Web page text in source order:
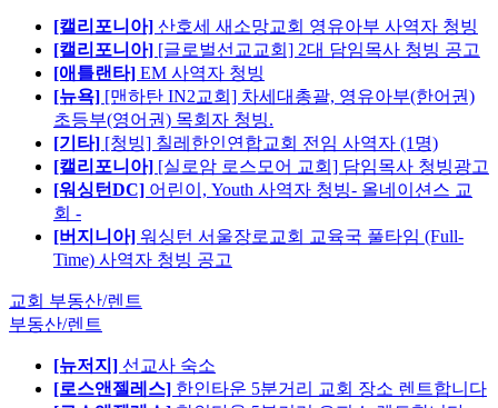
[캘리포니아] 산호세 새소망교회 영유아부 사역자 청빙
[캘리포니아] [글로벌선교교회] 2대 담임목사 청빙 공고
[애틀랜타] EM 사역자 청빙
[뉴욕] [맨하탄 IN2교회] 차세대총괄, 영유아부(한어권)
초등부(영어권) 목회자 청빙.
[기타] [청빙] 칠레한인연합교회 전임 사역자 (1명)
[캘리포니아] [실로암 로스모어 교회] 담임목사 청빙광고
[워싱턴DC] 어린이, Youth 사역자 청빙- 올네이션스 교
회 -
[버지니아] 워싱턴 서울장로교회 교육국 풀타임 (Full-
Time) 사역자 청빙 공고
교회 부동산/렌트
부동산/렌트
[뉴저지] 선교사 숙소
[로스앤젤레스] 한인타운 5분거리 교회 장소 렌트합니다